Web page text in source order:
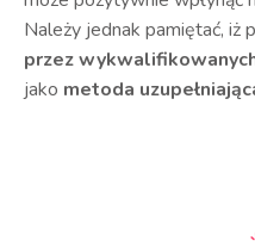
Należy jednak pamiętać, iż
przez
jako metoda